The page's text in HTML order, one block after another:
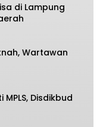
di Lampung
Wartawan